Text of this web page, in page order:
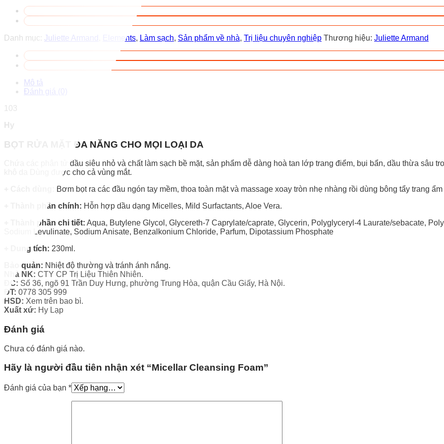
Danh mục: Juliette Armand Elements, Làm sạch, Sản phẩm về nhà, Trị liệu chuyên nghiệp Thương hiệu: Juliette Armand
Mô tả
Đánh giá (0)
103
Hy
BỌT RỬA MẶT ĐA NĂNG CHO MỌI LOẠI DA
Chứa các phân tử dầu siêu nhỏ và chất làm sạch bề mặt, sản phẩm dễ dàng hoà tan lớp trang điểm, bụi bẩn, dầu thừa sâu
khô da Dùng được cho cả vùng mắt.
Bơm bọt ra các đầu ngón tay mềm, thoa toàn mặt và massage xoay tròn nhẹ nhàng rồi dùng bông tẩy trang
+ Thành phần chính: Hỗn hợp dầu dạng Micelles, Mild Surfactants, Aloe Vera.
+ Thành phần chi tiết: Aqua, Butylene Glycol, Glycereth-7 Caprylate/caprate, Glycerin, Polyglyceryl-4 Laurate/sebacate,
Sodium Levulinate, Sodium Anisate, Benzalkonium Chloride, Parfum, Dipotassium Phosphate
+ Dung tích: 230ml.
Bảo quản: Nhiệt độ thường và tránh ánh nắng.
Nhà NK: CTY CP Trị Liệu Thiên Nhiên.
ĐC: Số 36, ngõ 91 Trần Duy Hưng, phường Trung Hòa, quận Cầu Giấy, Hà Nội.
ĐT: 0778 305 999
HSD: Xem trên bao bì.
Xuất xứ: Hy Lạp
Đánh giá
Chưa có đánh giá nào.
Hãy là người đầu tiên nhận xét “Micellar Cleansing Foam”
Đánh giá của bạn *